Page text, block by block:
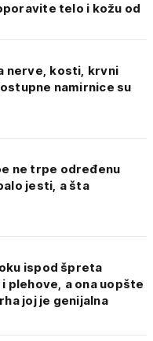
telo i kožu od
nerve, kosti, krvni
namirnice su
ne trpe određenu
jesti, a šta
ispod špreta
plehove, a ona uopšte
joj je genijalna